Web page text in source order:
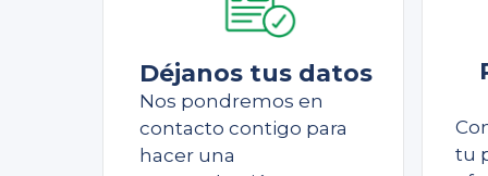
Déjanos tus datos
Nos pondremos en
contacto contigo para
hacer una
tu